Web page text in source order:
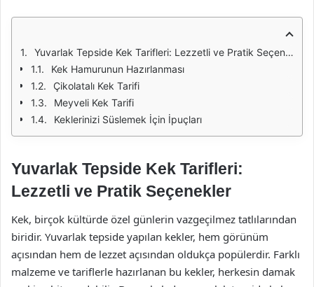
Yuvarlak Tepside Kek Tarifleri: Lezzetli ve Pratik Seçenekler
Kek Hamurunun Hazırlanması
Çikolatalı Kek Tarifi
Meyveli Kek Tarifi
Keklerinizi Süslemek İçin İpuçları
Yuvarlak Tepside Kek Tarifleri:
Lezzetli ve Pratik Seçenekler
Kek, birçok kültürde özel günlerin vazgeçilmez tatlılarından
biridir. Yuvarlak tepside yapılan kekler, hem görünüm
açısından hem de lezzet açısından oldukça popülerdir. Farklı
malzeme ve tariflerle hazırlanan bu kekler, herkesin damak